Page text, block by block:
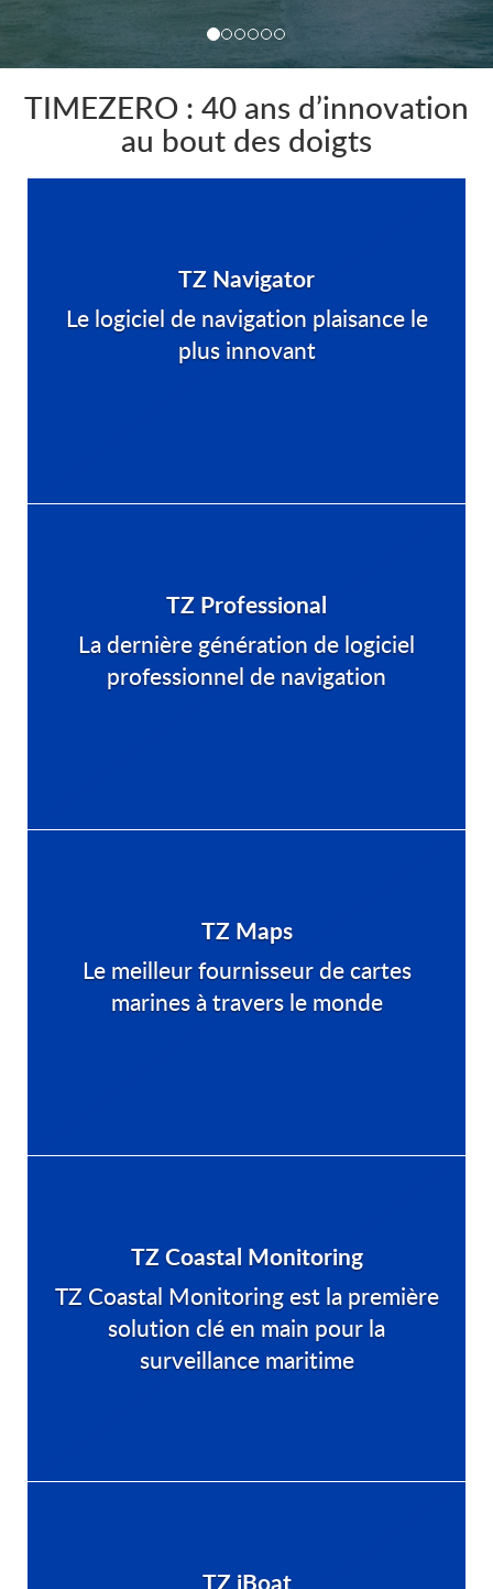
TIMEZERO : 40 ans d’innovation
au bout des doigts
TZ Navigator
Le logiciel de navigation plaisance le
plus innovant
TZ Professional
La dernière génération de logiciel
professionnel de navigation
TZ Maps
Le meilleur fournisseur de cartes
marines à travers le monde
TZ Coastal Monitoring
TZ Coastal Monitoring est la première
solution clé en main pour la
surveillance maritime
TZ iBoat